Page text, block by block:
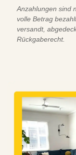
Anzahlungen sind
volle Betrag
versandt,
Rückgaberecht.